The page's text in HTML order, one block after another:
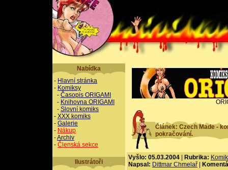
Nabídka
- Hlavní stránka
- Komiksy
- Časopis ORIGAMI
- Knihovna ORIGAMI
- Slovní komiks
- XXX komiks
- Galerie
- Nákup
-Archiv
- Členská sekce
Ilustrátoři
Článek: Czech Made -
pokračování.
Vyšlo: 05.03.2004 Rubrika:
Napsal: Dittmar Chmelař